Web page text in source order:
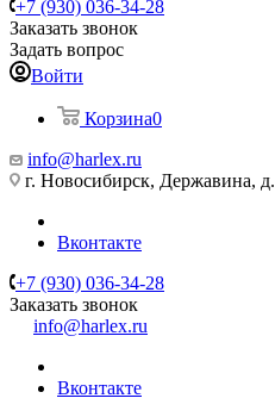
+7 (930) 036-34-28
Заказать звонок
Задать вопрос
Войти
Корзина0
info@harlex.ru
г. Новосибирск, Державина,
Вконтакте
+7 (930) 036-34-28
Заказать звонок
info@harlex.ru
Вконтакте